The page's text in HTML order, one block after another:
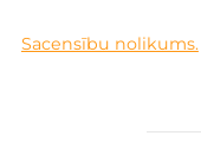
Sacensību nolikums.